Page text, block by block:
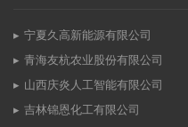
宁夏久高新能源有限公司
青海友杭农业股份有限公司
山西庆炎人工智能有限公司
吉林锦恩化工有限公司